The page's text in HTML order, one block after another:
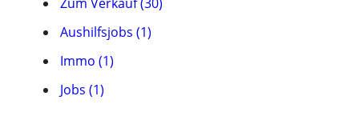
Aushilfsjobs (1)
Immo (1)
Jobs (1)